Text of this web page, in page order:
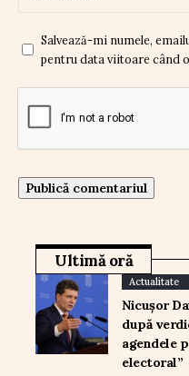
Salvează-mi numele,
pentru data viitoare când
Ultimă oră
Actualitate
Nicușor
după
agendele
electoral”